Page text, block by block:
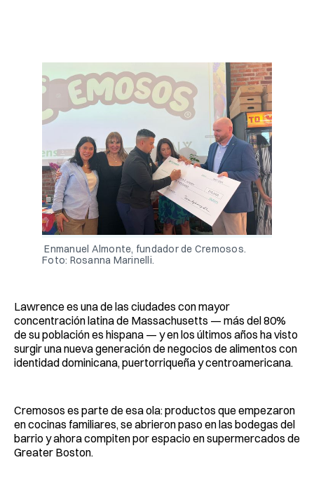
Enmanuel Almonte, fundador de Cremosos.
Foto: Rosanna Marinelli.
Lawrence es una de las ciudades con mayor
concentración latina de Massachusetts — más del 80%
de su población es hispana — y en los últimos años ha visto
surgir una nueva generación de negocios de alimentos con
identidad dominicana, puertorriqueña y centroamericana.
Cremosos es parte de esa ola: productos que empezaron
en cocinas familiares, se abrieron paso en las bodegas del
barrio y ahora compiten por espacio en supermercados de
Greater Boston.